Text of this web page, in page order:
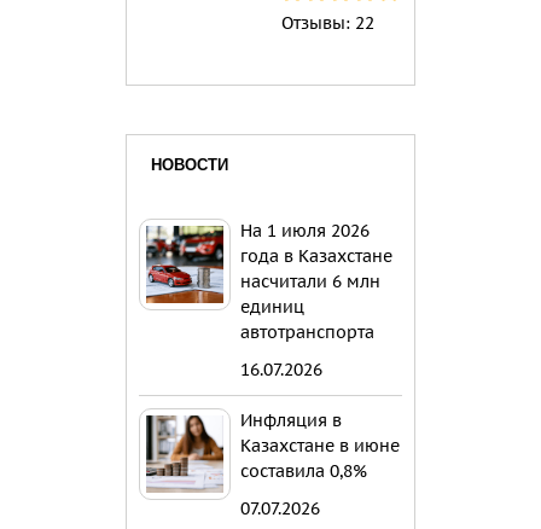
Отзывы: 22
НОВОСТИ
На 1 июля 2026
года в Казахстане
насчитали 6 млн
единиц
автотранспорта
16.07.2026
Инфляция в
Казахстане в июне
составила 0,8%
07.07.2026